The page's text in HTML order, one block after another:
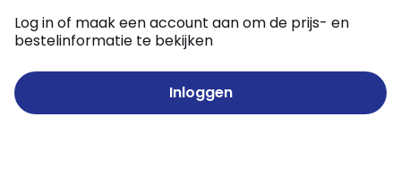
Log in of maak een account aan om de prijs- en
bestelinformatie te bekijken
Inloggen